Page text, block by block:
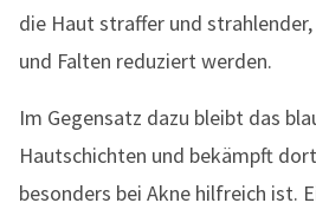
die Haut straffer und
und Falten reduziert werden.
Im Gegensatz dazu bleibt das
Hautschichten und bekämpft
besonders bei Akne hilfreich ist.